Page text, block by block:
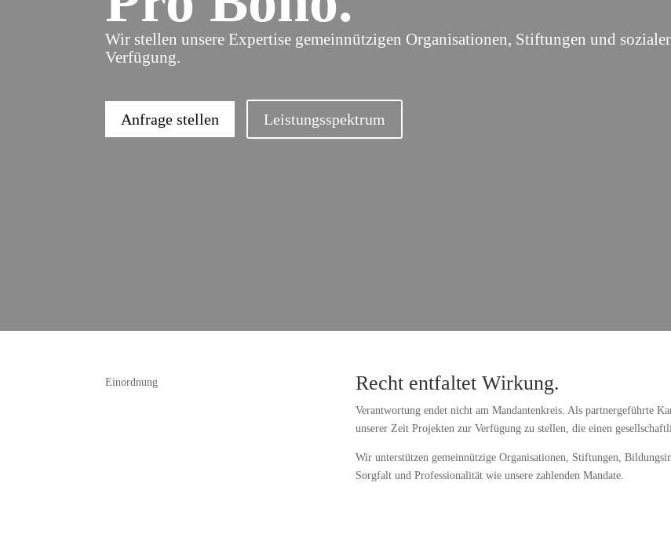
UHNWIs, Family Office, Wegzug,
Familienverfassung,
Buy-and-Build, Add-ons
Pro Bono
Wir stellen unsere Expertise gemeinnützigen Organisationen, Stiftungen und
Verfügung.
Anfrage stellen Leistungsspektrum
Einordnung Recht entfaltet Wirkung.
Verantwortung endet nicht am Mandantenkreis. Als partnergeführte
unserer Zeit Projekten zur Verfügung zu stellen, die einen
Wir unterstützen gemeinnützige Organisationen, Stiftungen,
Sorgfalt und Professionalität wie unsere zahlenden Mandate.